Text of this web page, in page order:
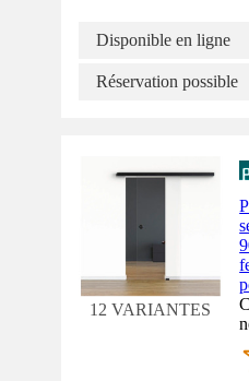
Disponible en ligne
Réservation possible
12 VARIANTES